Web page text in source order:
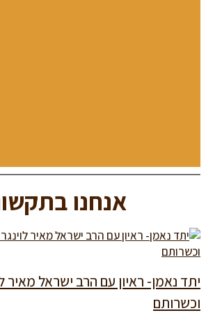
אנחנו
יתד נאמן- ראיון עם הרב ישראל מאיר
וכשרותם